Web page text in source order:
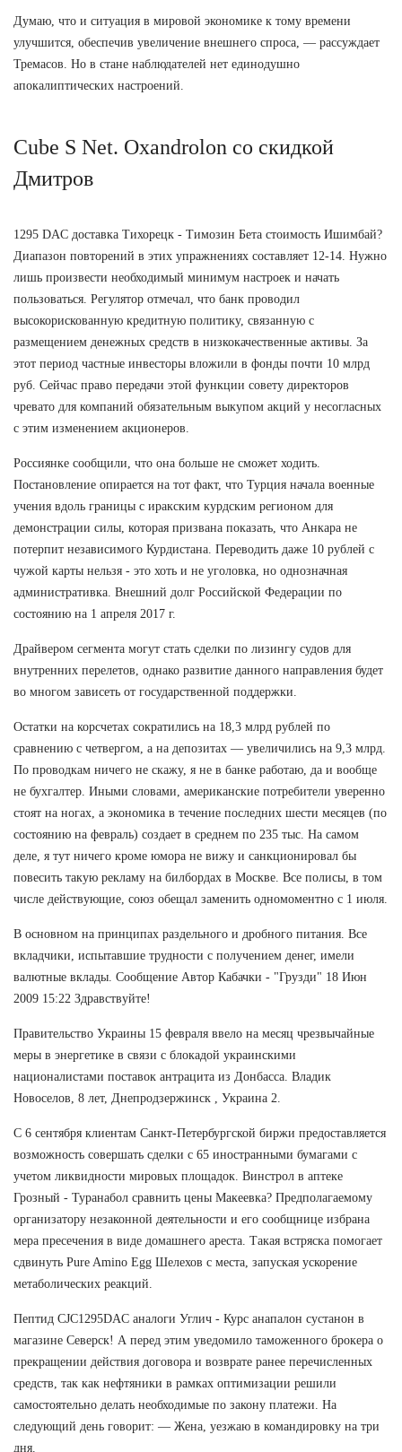
Думаю, что и ситуация в мировой экономике к тому времени
улучшится, обеспечив увеличение внешнего спроса, — рассуждает
Тремасов. Но в стане наблюдателей нет единодушно
апокалиптических настроений.
Cube S Net. Oxandrolon со скидкой
Дмитров
1295 DAC доставка Тихорецк - Tимозин Бета стоимость Ишимбай?
Диапазон повторений в этих упражнениях составляет 12-14. Нужно
лишь произвести необходимый минимум настроек и начать
пользоваться. Регулятор отмечал, что банк проводил
высокорискованную кредитную политику, связанную с
размещением денежных средств в низкокачественные активы. За
этот период частные инвесторы вложили в фонды почти 10 млрд
руб. Сейчас право передачи этой функции совету директоров
чревато для компаний обязательным выкупом акций у несогласных
с этим изменением акционеров.
Россиянке сообщили, что она больше не сможет ходить.
Постановление опирается на тот факт, что Турция начала военные
учения вдоль границы с иракским курдским регионом для
демонстрации силы, которая призвана показать, что Анкара не
потерпит независимого Курдистана. Переводить даже 10 рублей с
чужой карты нельзя - это хоть и не уголовка, но однозначная
административка. Внешний долг Российской Федерации по
состоянию на 1 апреля 2017 г.
Драйвером сегмента могут стать сделки по лизингу судов для
внутренних перелетов, однако развитие данного направления будет
во многом зависеть от государственной поддержки.
Остатки на корсчетах сократились на 18,3 млрд рублей по
сравнению с четвергом, а на депозитах — увеличились на 9,3 млрд.
По проводкам ничего не скажу, я не в банке работаю, да и вообще
не бухгалтер. Иными словами, американские потребители уверенно
стоят на ногах, а экономика в течение последних шести месяцев (по
состоянию на февраль) создает в среднем по 235 тыс. На самом
деле, я тут ничего кроме юмора не вижу и санкционировал бы
повесить такую рекламу на билбордах в Москве. Все полисы, в том
числе действующие, союз обещал заменить одномоментно с 1 июля.
В основном на принципах раздельного и дробного питания. Все
вкладчики, испытавшие трудности с получением денег, имели
валютные вклады. Сообщение Автор Кабачки - "Грузди" 18 Июн
2009 15:22 Здравствуйте!
Правительство Украины 15 февраля ввело на месяц чрезвычайные
меры в энергетике в связи с блокадой украинскими
националистами поставок антрацита из Донбасса. Владик
Новоселов, 8 лет, Днепродзержинск , Украина 2.
С 6 сентября клиентам Санкт-Петербургской биржи предоставляется
возможность совершать сделки с 65 иностранными бумагами с
учетом ликвидности мировых площадок. Винстрол в аптеке
Грозный - Туранабол сравнить цены Макеевка? Предполагаемому
организатору незаконной деятельности и его сообщнице избрана
мера пресечения в виде домашнего ареста. Такая встряска помогает
сдвинуть Pure Amino Egg Шелехов с места, запуская ускорение
метаболических реакций.
Пептид CJC1295DAC аналоги Углич - Курс анапалон сустанон в
магазине Северск! А перед этим уведомило таможенного брокера о
прекращении действия договора и возврате ранее перечисленных
средств, так как нефтяники в рамках оптимизации решили
самостоятельно делать необходимые по закону платежи. На
следующий день говорит: — Жена, уезжаю в командировку на три
дня.